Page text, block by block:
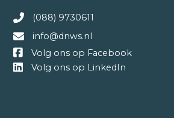
(088) 9730611
info@dnws.nl
Volg ons op Facebook
Volg ons op LinkedIn